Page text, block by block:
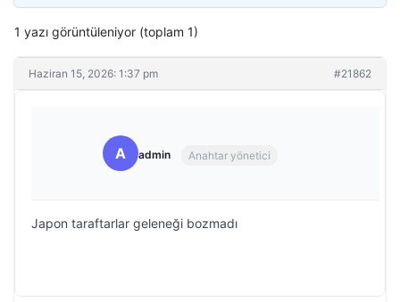
1 yazı görüntüleniyor (toplam 1)
Haziran 15, 2026: 1:37 pm #21862
A admin Anahtar yönetici
Japon taraftarlar geleneği bozmadı